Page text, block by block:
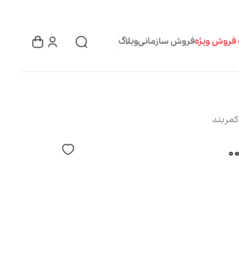
فروش ویژهفروش سازمانیوبلاگ
کمربند